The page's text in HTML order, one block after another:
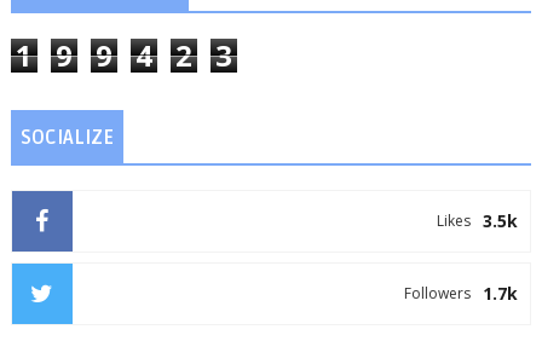
1 9 9 4 2 3
SOCIALIZE
3.5k
Likes
1.7k
Followers